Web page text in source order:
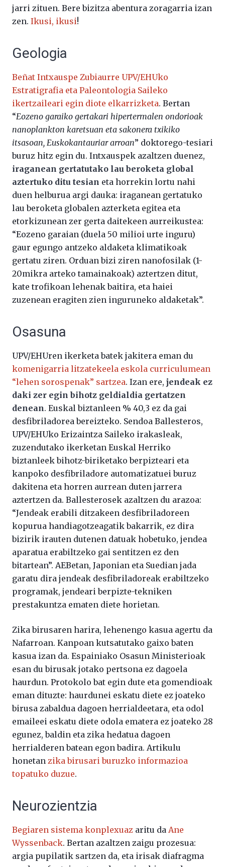
jarri zituen. Bere bizitza abentura zoragarria izan
zen. Ikusi, ikusi!
Geologia
Beñat Intxauspe Zubiaurre UPV/EHUko
Estratigrafia eta Paleontologia Saileko
ikertzaileari egin diote elkarrizketa. Bertan
“Eozeno garaiko gertakari hipertermalen ondorioak
nanoplankton karetsuan eta sakonera txikiko
itsasoan, Euskokantauriar arroan” doktorego-tesiari
buruz hitz egin du. Intxauspek azaltzen duenez,
iraganean gertatutako lau beroketa global
aztertuko ditu tesian eta horrekin lortu nahi
duen helburua argi dauka: iraganean gertatuko
lau beroketa globalen azterketa egitea eta
etorkizunean zer gerta daitekeen aurreikustea:
“Eozeno garaian (duela 50 milioi urte inguru)
gaur egungo antzeko aldaketa klimatikoak
gertatu ziren. Orduan bizi ziren nanofosilak (1-
20mikra arteko tamainakoak) aztertzen ditut,
kate trofikoan lehenak baitira, eta haiei
zuzenean eragiten zien inguruneko aldaketak”.
Osasuna
UPV/EHUren ikerketa batek jakitera eman du
komenigarria litzatekeela eskola curriculumean
“lehen sorospenak” sartzea. Izan ere, jendeak ez
daki zer egin bihotz geldialdia gertatzen
denean. Euskal biztanleen % 40,3 ez da gai
desfibriladorea bereizteko. Sendoa Ballesteros,
UPV/EHUko Erizaintza Saileko irakasleak,
zuzendutako ikerketan Euskal Herriko
biztanleek bihotz-biriketako berpizteari eta
kanpoko desfibriladore automatizatuei buruz
dakitena eta horren aurrean duten jarrera
aztertzen da. Ballesterosek azaltzen du arazoa:
“Jendeak erabili ditzakeen desfibriladoreen
kopurua handiagotzeagatik bakarrik, ez dira
bizirik irauten dutenen datuak hobetuko, jendea
aparatua erabiltzeko gai sentitzen ez den
bitartean”. AEBetan, Japonian eta Suedian jada
garatu dira jendeak desfibriladoreak erabiltzeko
programak, jendeari berpizte-tekniken
prestakuntza ematen diete horietan.
Zika birusaren harira, lehenengo kasua agertu da
Nafarroan. Kanpoan kutsatutako gaixo baten
kasua izan da. Espainiako Osasun Ministerioak
esan du birusak jotako pertsona ez dagoela
haurdun. Protokolo bat egin dute eta gomendioak
eman dituzte: haurdunei eskatu diete ez joateko
birusa zabaldua dagoen herrialdeetara, eta odol
emaileei eskatu diete odola ematera ez joateko 28
egunez, baldin eta zika hedatua dagoen
herrialderen batean egon badira. Artikulu
honetan zika birusari buruzko informazioa
topatuko duzue.
Neurozientzia
Begiaren sistema konplexuaz aritu da Ane
Wyssenback. Bertan azaltzen zaigu prozesua:
argia pupilatik sartzen da, eta irisak diafragma